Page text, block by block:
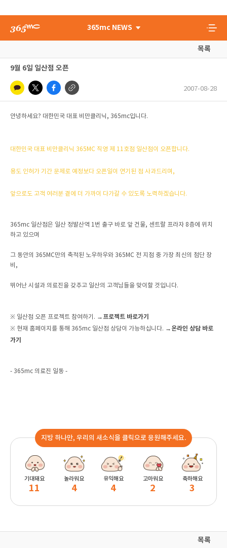
365mc NEWS
목록
9월 6일 일산점 오픈
2007-08-28
안녕하세요? 대한민국 대표 비만클리닉, 365mc입니다.
대한민국 대표 비만클리닉 365MC 직영 제 11호점 일산점이 오픈합니다.
용도 인허가 기간 문제로 예정보다 오픈일이 연기된 점 사과드리며,
앞으로도 고객 여러분 곁에 더 가까이 다가갈 수 있도록 노력하겠습니다.
365mc 일산점은 일산 정발산역 1번 출구 바로 앞 건물, 센트랄 프라자 8층에 위치
하고 있으며
그 동안의 365MC만의 축적된 노우하우와 365MC 전 지점 중 가장 최신의 첨단 장
비,
뛰어난 시설과 의료진을 갖추고 일산의 고객님들을 맞이할 것입니다.
※ 일산점 오픈 프로젝트 참여하기. →프로젝트 바로가기
※ 현재 홈페이지를 통해 365mc 일산점 상담이 가능하십니다. →온라인 상담 바로
가기
- 365mc 의료진 일동 -
지방 하나만, 우리의 새소식을 클릭으로 응원해주세요.
기대돼요
11
놀라워요
4
유익해요
4
고마워요
2
축하해요
3
목록